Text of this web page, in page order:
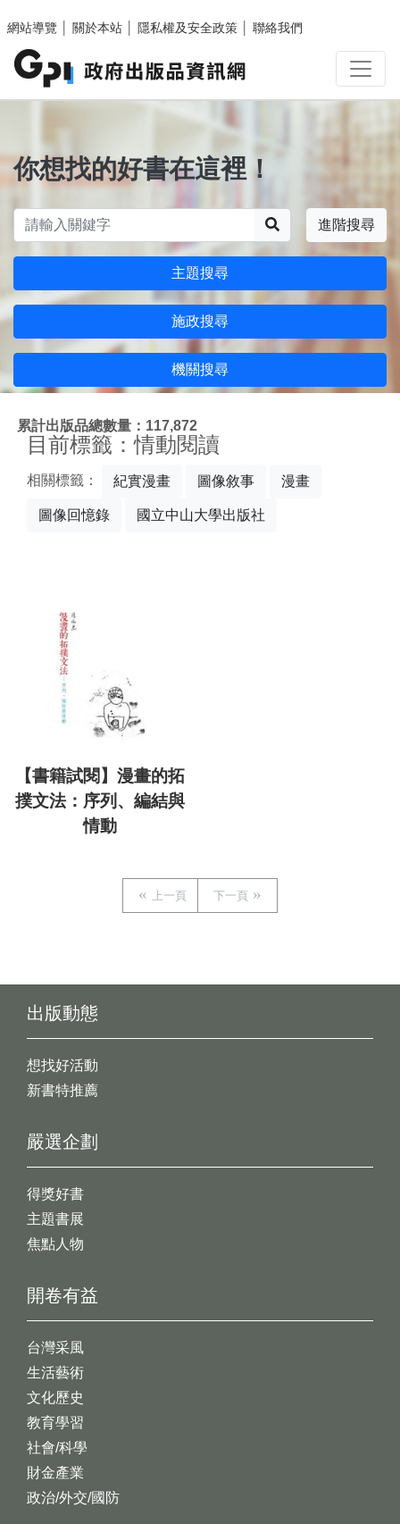
網站導覽
關於本站 隱私權及安全政策 聯絡我們
你想找的好書在這裡！
進階搜尋
主題搜尋
施政搜尋
機關搜尋
累計出版品總數量：117,872
目前標籤：情動閱讀
相關標籤： 紀實漫畫 圖像敘事 漫畫
圖像回憶錄 國立中山大學出版社
【書籍試閱】漫畫的拓
撲文法：序列、編結與
情動
上一頁 下一頁
出版動態
想找好活動
新書特推薦
開卷有益
台灣采風
生活藝術
文化歷史
教育學習
社會/科學
財金產業
政治/外交/國防
嚴選企劃
得獎好書
主題書展
焦點人物